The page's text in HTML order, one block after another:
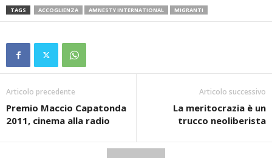
TAGS ACCOGLIENZA AMNESTY INTERNATIONAL MIGRANTI
Articolo precedente
Premio Maccio Capatonda
2011, cinema alla radio
Articolo successivo
La meritocrazia è un
trucco neoliberista